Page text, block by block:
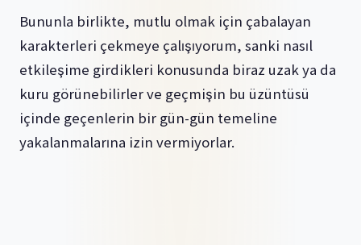
Bununla birlikte, mutlu olmak için çabalayan
karakterleri çekmeye çalışıyorum, sanki nasıl
etkileşime girdikleri konusunda biraz uzak ya da
kuru görünebilirler ve geçmişin bu üzüntüsü
içinde geçenlerin bir gün-gün temeline
yakalanmalarına izin vermiyorlar.